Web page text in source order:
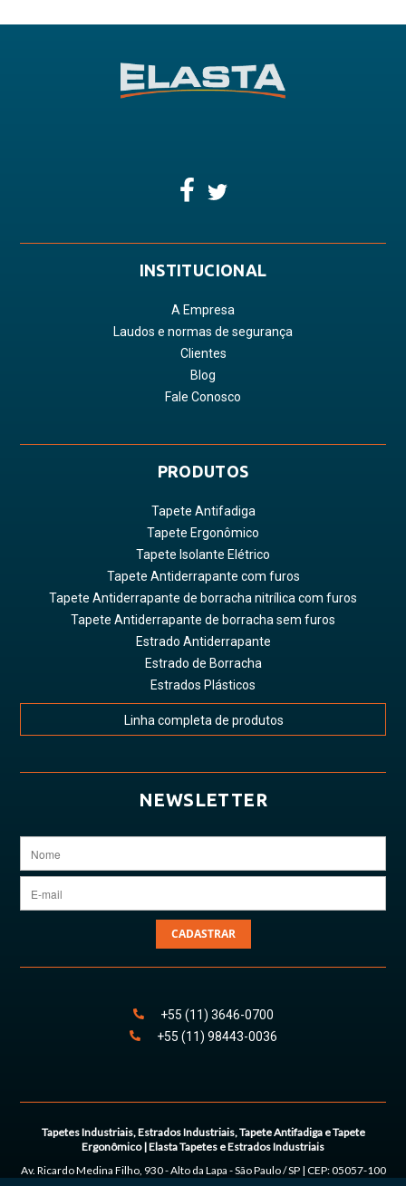
INSTITUCIONAL
A Empresa
Laudos e normas de segurança
Clientes
Blog
Fale Conosco
PRODUTOS
Tapete Antifadiga
Tapete Ergonômico
Tapete Isolante Elétrico
Tapete Antiderrapante com furos
Tapete Antiderrapante de borracha nitrílica com furos
Tapete Antiderrapante de borracha sem furos
Estrado Antiderrapante
Estrado de Borracha
Estrados Plásticos
Linha completa de produtos
NEWSLETTER
CADASTRAR
+55 (11) 3646-0700
+55 (11) 98443-0036
Tapetes Industriais, Estrados Industriais, Tapete Antifadiga e Tapete
Ergonômico | Elasta Tapetes e Estrados Industriais
Av. Ricardo Medina Filho, 930 - Alto da Lapa -São Paulo/SP| CEP:05057-100